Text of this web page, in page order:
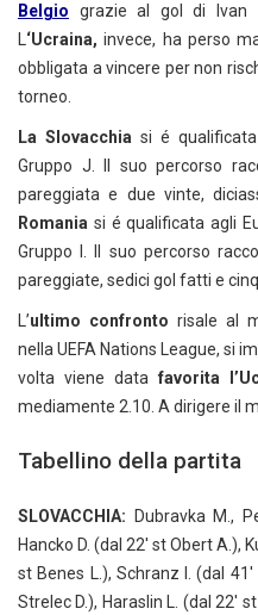
Belgio grazie al gol di Ivan
L‘Ucraina,invece, ha perso
obbligata a vincere per non
torneo.
La Slovacchia si é
Gruppo J. Il suo percorso
pareggiata e due vinte,
Romania si é qualificata agli
Gruppo I. Il suo percorso
pareggiate, sedici gol fatti e
L’ultimo confronto risale al
nella UEFA Nations League, si
volta viene datafavorita
mediamente 2.10. A dirigere il
Tabellino della partita
SLOVACCHIA: Dubravka M.,
Hancko D. (dal 22′ st Obert A.),
st Benes L.), Schranz I. (dal
Strelec D.), Haraslin L. (dal 22′